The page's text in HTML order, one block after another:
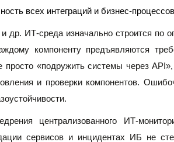
всех интеграций и бизнес-
и др. ИТ-среда изначально строится по
компоненту предъявляются
«подружить системы через
и проверки компонентов.
централизованного ИТ-
сервисов и инцидентах ИБ не